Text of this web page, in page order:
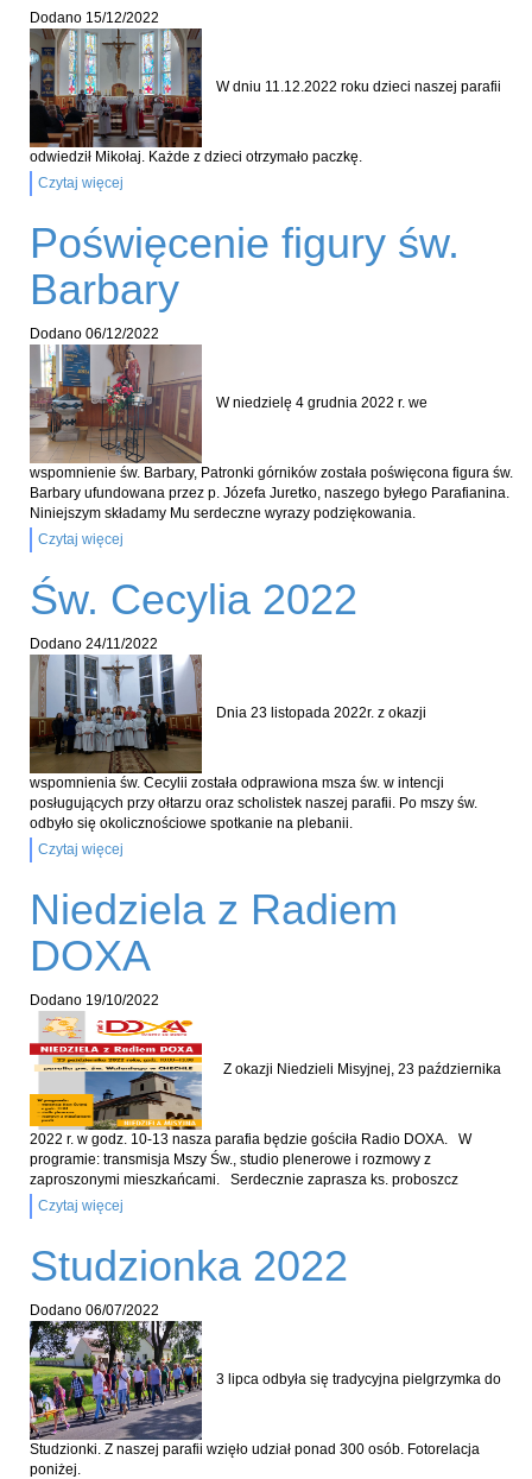
Dodano 15/12/2022
W dniu 11.12.2022 roku dzieci naszej parafii
odwiedził Mikołaj. Każde z dzieci otrzymało paczkę.
Czytaj więcej
Poświęcenie figury św.
Barbary
Dodano 06/12/2022
W niedzielę 4 grudnia 2022 r. we
wspomnienie św. Barbary, Patronki górników została poświęcona figura św.
Barbary ufundowana przez p. Józefa Juretko, naszego byłego Parafianina.
Niniejszym składamy Mu serdeczne wyrazy podziękowania.
Czytaj więcej
Św. Cecylia 2022
Dodano 24/11/2022
Dnia 23 listopada 2022r. z okazji
wspomnienia św. Cecylii została odprawiona msza św. w intencji
posługujących przy ołtarzu oraz scholistek naszej parafii. Po mszy św.
odbyło się okolicznościowe spotkanie na plebanii.
Czytaj więcej
Niedziela z Radiem
DOXA
Dodano 19/10/2022
Z okazji Niedzieli Misyjnej, 23 października
2022 r. w godz. 10-13 nasza parafia będzie gościła Radio DOXA. W
programie: transmisja Mszy Św., studio plenerowe i rozmowy z
zaproszonymi mieszkańcami. Serdecznie zaprasza ks. proboszcz
Czytaj więcej
Studzionka 2022
Dodano 06/07/2022
3 lipca odbyła się tradycyjna pielgrzymka do
Studzionki. Z naszej parafii wzięło udział ponad 300 osób. Fotorelacja
poniżej.